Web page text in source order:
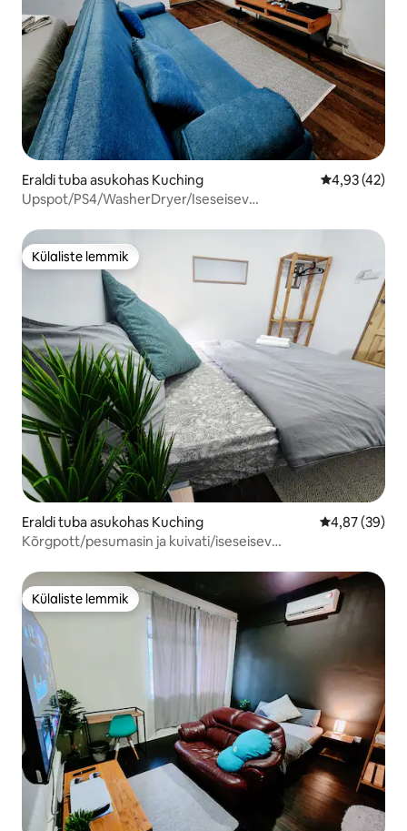
Eraldi tuba asukohas Kuching Keskmine
4,93 (42)
Upspot/PS4/WasherDryer/Iseseisev
Külaliste lemmik
Külaliste lemmik
Eraldi tuba asukohas Kuching Keskmine
4,87 (39)
Kõrgpott/pesumasin ja kuivati/iseseisev
Külaliste lemmik
Külaliste lemmik